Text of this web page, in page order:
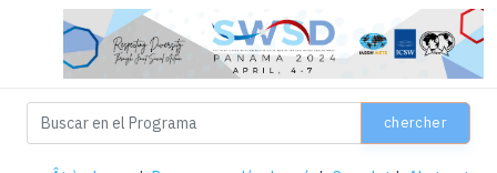
chercher